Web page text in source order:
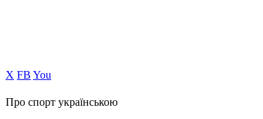
Х FB You
Про спорт українською